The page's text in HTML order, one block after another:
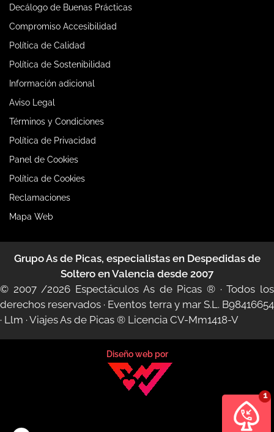
Decálogo de Buenas Prácticas
Compromiso Accesibilidad
Política de Calidad
Política de Sostenibilidad
Información adicional
Aviso Legal
Términos y Condiciones
Política de Privacidad
Panel de Cookies
Política de Cookies
Reclamaciones
Mapa Web
Grupo As de Picas, especialistas en Despedidas de
Soltero en Valencia desde 2007
© 2007 /2026 Espectáculos As de Picas ®· Todos los
derechos reservados · Eventos terra y mar S.L. B98416654
· Llm · Viajes As de Picas ® Licencia CV-Mm1418-V
Diseño web por